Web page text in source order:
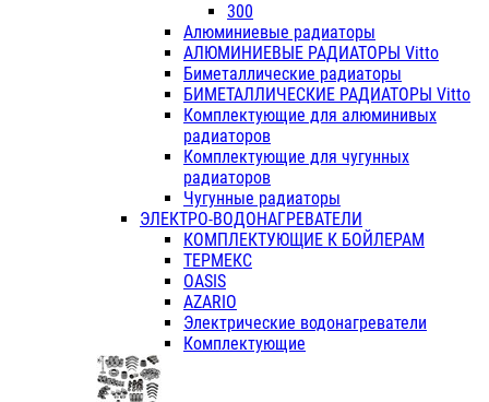
300
Алюминиевые радиаторы
АЛЮМИНИЕВЫЕ РАДИАТОРЫ Vitto
Биметаллические радиаторы
БИМЕТАЛЛИЧЕСКИЕ РАДИАТОРЫ Vitto
Комплектующие для алюминивых
радиаторов
Комплектующие для чугунных
радиаторов
Чугунные радиаторы
ЭЛЕКТРО-ВОДОНАГРЕВАТЕЛИ
КОМПЛЕКТУЮЩИЕ К БОЙЛЕРАМ
ТЕРМЕКС
OASIS
AZARIO
Электрические водонагреватели
Комплектующие